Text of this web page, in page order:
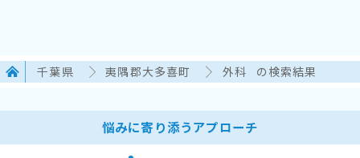
千葉県 夷隅郡大多喜町 外科 の検索結果
悩みに寄り添うアプローチ